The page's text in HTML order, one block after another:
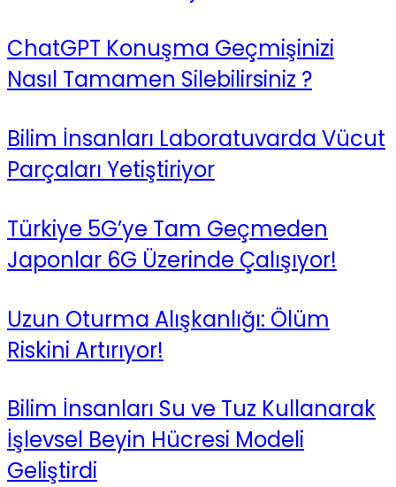
ChatGPT Konuşma Geçmişinizi
Nasıl Tamamen Silebilirsiniz ?
Bilim İnsanları Laboratuvarda Vücut
Parçaları Yetiştiriyor
Türkiye 5G’ye Tam Geçmeden
Japonlar 6G Üzerinde Çalışıyor!
Uzun Oturma Alışkanlığı: Ölüm
Riskini Artırıyor!
Bilim İnsanları Su ve Tuz Kullanarak
İşlevsel Beyin Hücresi Modeli
Geliştirdi